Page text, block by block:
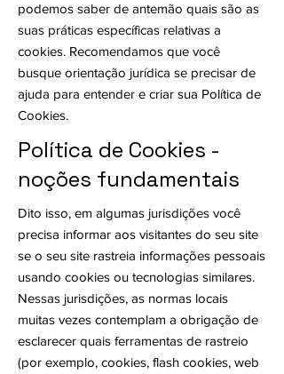
podemos saber de antemão quais são as
suas práticas específicas relativas a
cookies. Recomendamos que você
busque orientação jurídica se precisar de
ajuda para entender e criar sua Política de
Cookies.
Política de Cookies -
noções fundamentais
Dito isso, em algumas jurisdições você
precisa informar aos visitantes do seu site
se o seu site rastreia informações pessoais
usando cookies ou tecnologias similares.
Nessas jurisdições, as normas locais
muitas vezes contemplam a obrigação de
esclarecer quais ferramentas de rastreio
(por exemplo, cookies, flash cookies, web